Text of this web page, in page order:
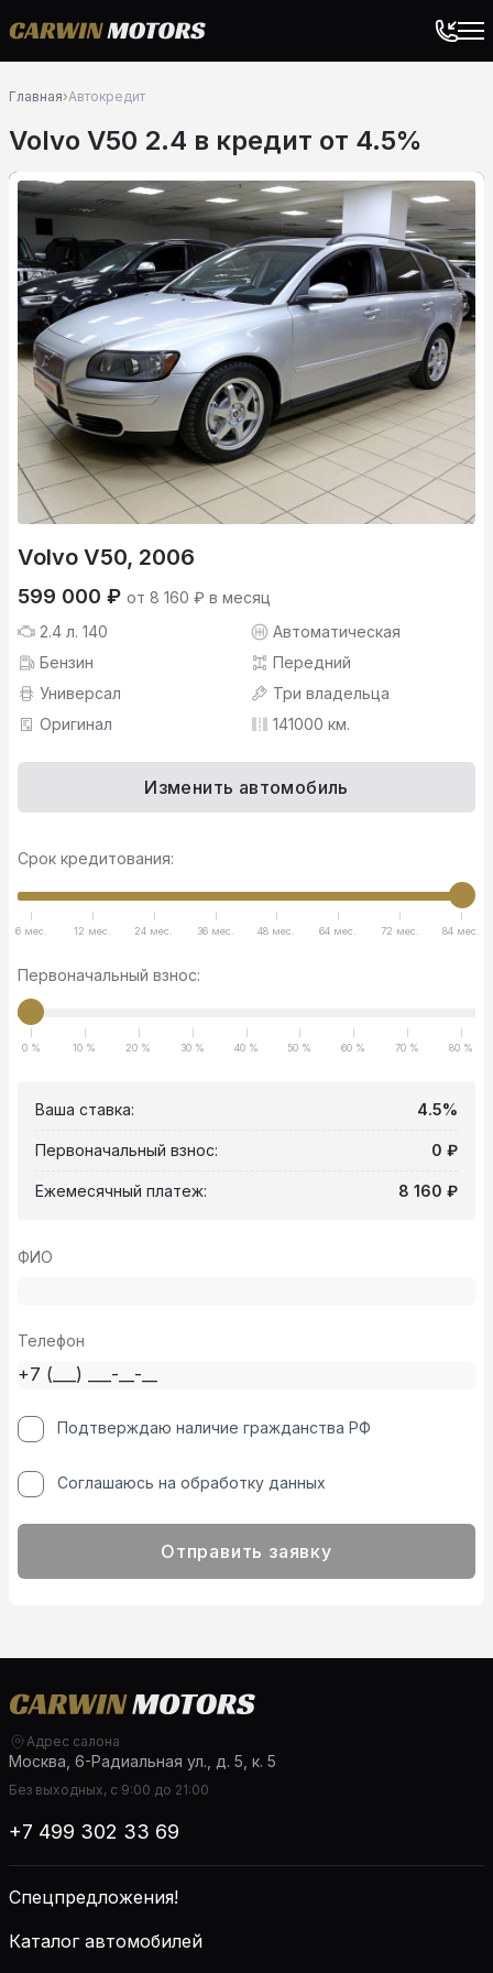
Главная›Автокредит
Volvo V50 2.4 в кредит от 4.5%
Volvo V50, 2006
599 000 ₽ от 8 160 ₽ в месяц
2.4 л. 140
Автоматическая
Бензин
Передний
Универсал
Три владельца
Оригинал
141000 км.
Изменить автомобиль
Срок кредитования:
6 мес. 12 мес. 24 мес. 36 мес. 48 мес. 64 мес. 72 мес. 84 мес.
Первоначальный взнос:
0 % 10 % 20 % 30 % 40 % 50 % 60 % 70 % 80 %
Ваша ставка: 4.5%
Первоначальный взнос: 0 ₽
Ежемесячный платеж: 8 160 ₽
ФИО
Телефон
Подтверждаю наличие гражданства РФ
Соглашаюсь на обработку данных
Отправить заявку
Адрес салона
Москва, 6-Радиальная ул., д. 5, к. 5
Без выходных, с 9:00 до 21:00
+7 499 302 33 69
Спецпредложения!
Каталог автомобилей